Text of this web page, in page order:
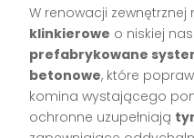
W renowacji
klinkierowe o niskiej
prefabrykowane
betonowe, które
komina wystającego
ochronne uzupełniają